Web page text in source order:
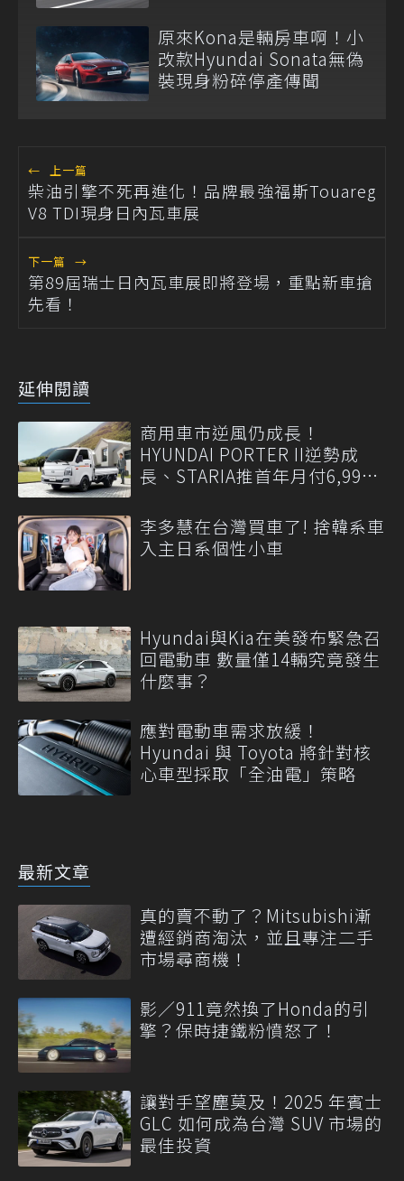
原來Kona是輛房車啊！小
改款Hyundai Sonata無偽
裝現身粉碎停產傳聞
← 上一篇
柴油引擎不死再進化！品牌最強福斯Touareg
V8 TDI現身日內瓦車展
下一篇 →
第89屆瑞士日內瓦車展即將登場，重點新車搶
先看！
延伸閱讀
商用車市逆風仍成長！
HYUNDAI PORTER II逆勢成
長、STARIA推首年月付6,999
李多慧在台灣買車了! 捨韓系車
入主日系個性小車
Hyundai與Kia在美發布緊急召
回電動車 數量僅14輛究竟發生
什麼事？
應對電動車需求放緩！
Hyundai 與 Toyota 將針對核
心車型採取「全油電」策略
最新文章
真的賣不動了？Mitsubishi漸
遭經銷商淘汰，並且專注二手
市場尋商機！
影／911竟然換了Honda的引
擎？保時捷鐵粉憤怒了！
讓對手望塵莫及！2025 年賓士
GLC 如何成為台灣 SUV 市場的
最佳投資